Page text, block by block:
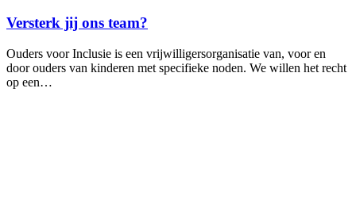
Versterk jij ons team?
Ouders voor Inclusie is een vrijwilligersorganisatie van, voor en
door ouders van kinderen met specifieke noden. We willen het recht
op een…